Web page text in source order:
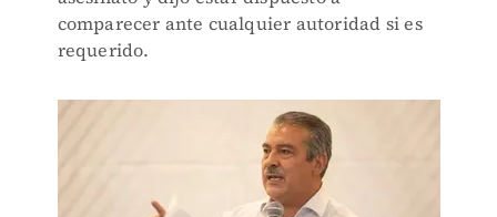
comparecer ante cualquier autoridad si es
requerido.